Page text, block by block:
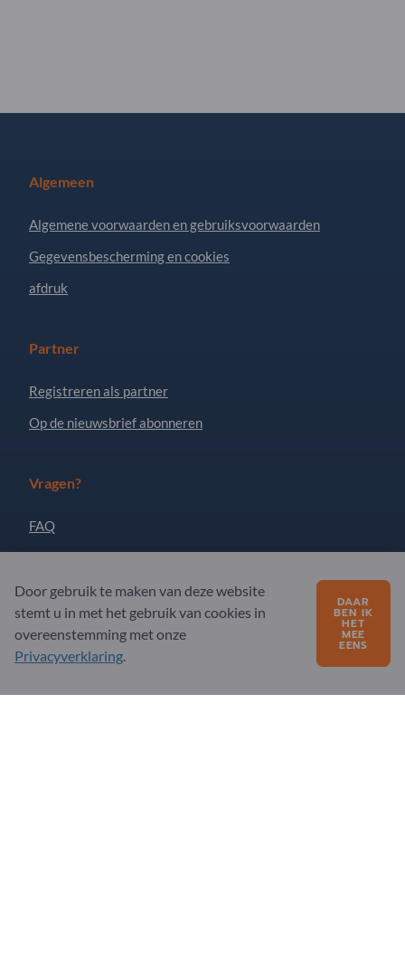
Algemeen
Algemene voorwaarden en gebruiksvoorwaarden
Gegevensbescherming en cookies
afdruk
Partner
Registreren als partner
Op de nieuwsbrief abonneren
Vragen?
FAQ
Ons dienstenaanbod
Over ons
Bericht aan Exportpages
Door gebruik te maken van deze website
stemt u in met het gebruik van cookies in
overeenstemming met onze
Privacyverklaring.
DAAR
BEN IK
HET
MEE
EENS